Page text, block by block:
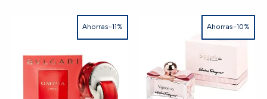
Ahorras-11% Ahorras-10%